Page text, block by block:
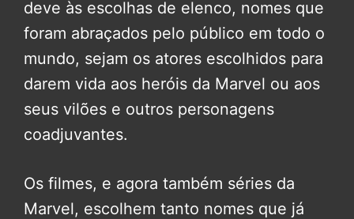
deve às escolhas de elenco, nomes que
foram abraçados pelo público em todo o
mundo, sejam os atores escolhidos para
darem vida aos heróis da Marvel ou aos
seus vilões e outros personagens
coadjuvantes.
Os filmes, e agora também séries da
Marvel, escolhem tanto nomes que já